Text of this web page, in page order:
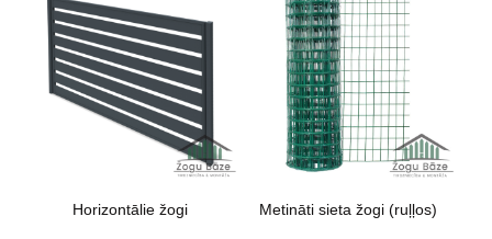
Horizontālie žogi Metināti sieta žogi (ruļļos)